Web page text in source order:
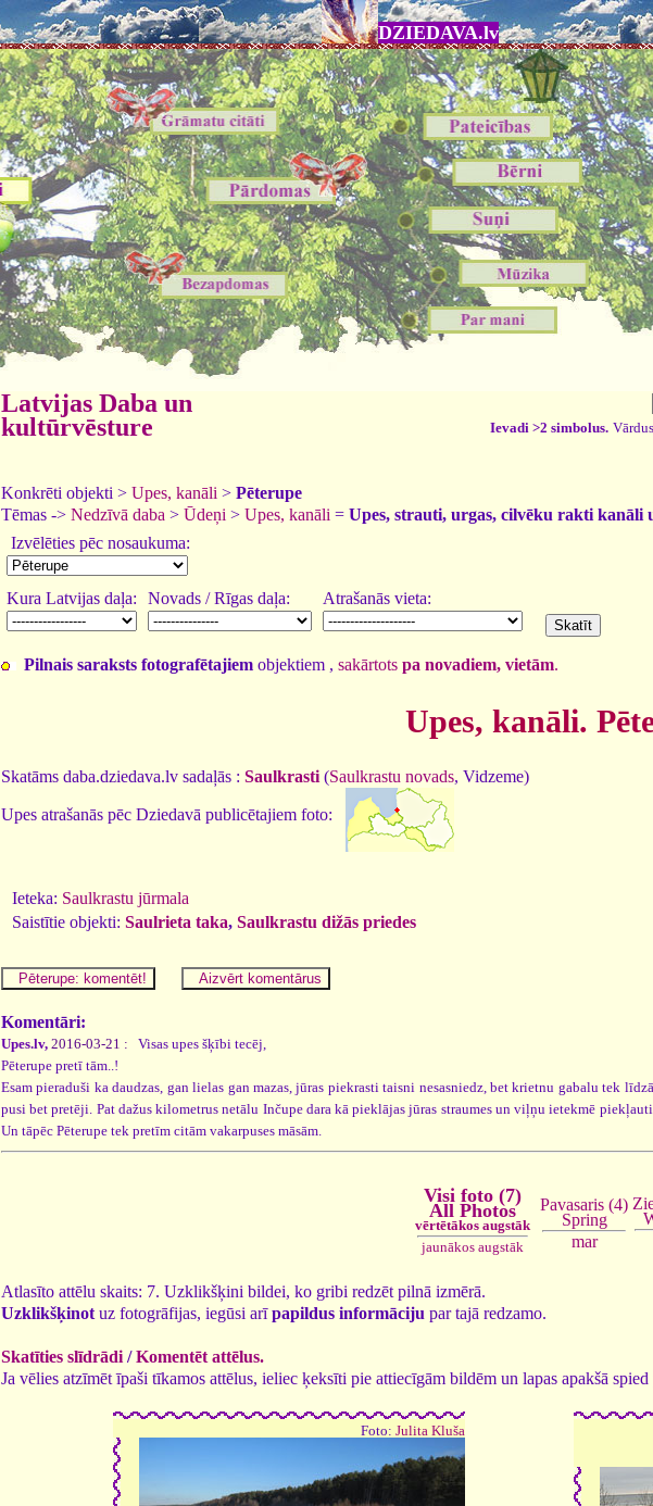
DZIEDAVA.lv
Latvijas Daba un
kultūrvēsture
Ievadi >2 simbolus.
Konkrēti objekti > Upes, kanāli > Pēterupe
Tēmas -> Nedzīvā daba > Ūdeņi > Upes, kanāli = Upes, strauti, urgas, cilvēku rakti
Izvēlēties pēc nosaukuma:
Kura Latvijas daļa: Novads / Rīgas daļa: Atrašanās vieta:
Pilnais saraksts fotografētajiem objektiem , sakārtots pa novadiem, vietām.
Upes, kanāli.
Skatāms daba.dziedava.lv sadaļās : Saulkrasti (Saulkrastu novads, Vidzeme)
Upes atrašanās pēc Dziedavā publicētajiem foto:
Ieteka: Saulkrastu jūrmala
Saistītie objekti: Saulrieta taka, Saulkrastu dižās priedes
Komentāri:
Upes.lv, 2016-03-21 :
Visas upes šķībi tecēj,
Pēterupe pretī tām..!
Esam pieraduši ka daudzas, gan lielas gan mazas, jūras piekrasti taisni nesasniedz, bet krietnu gabalu tek
pusi bet pretēji. Pat dažus kilometrus netālu Inčupe dara kā pieklājas jūras straumes un viļņu ietekmē
Un tāpēc Pēterupe tek pretīm citām vakarpuses māsām.
Visi foto (7)
All Photos
vērtētākos augstāk
jaunākos augstāk
Pavasaris (4)
Spring
mar
Atlasīto attēlu skaits: 7. Uzklikšķini bildei, ko gribi redzēt pilnā izmērā.
Uzklikšķinot uz fotogrāfijas, iegūsi arīpapildus informāciju par tajā redzamo.
Skatīties slīdrādi /Komentēt attēlus.
Ja vēlies atzīmēt īpaši tīkamos attēlus, ieliec ķeksīti pie attiecīgām bildēm un lapas apakšā
Foto: Julita Kluša